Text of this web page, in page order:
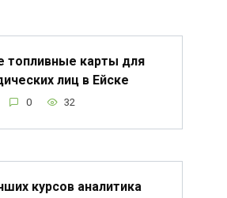
топливные карты для
лиц в Ейске
0 32
курсов аналитика